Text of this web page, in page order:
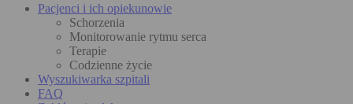
Pacjenci i ich opiekunowie
Schorzenia
Monitorowanie rytmu serca
Terapie
Codzienne życie
Wyszukiwarka szpitali
FAQ